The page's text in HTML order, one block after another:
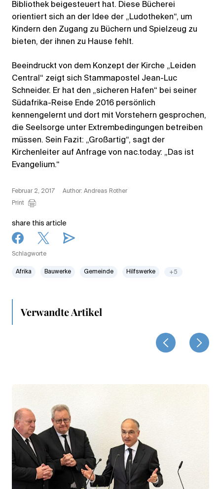
Bibliothek beigesteuert hat. Diese Bücherei
orientiert sich an der Idee der „Ludotheken“, um
Kindern den Zugang zu Büchern und Spielzeug zu
bieten, der ihnen zu Hause fehlt.
Beeindruckt von dem Konzept der Kirche „Leiden
Central“ zeigt sich Stammapostel Jean-Luc
Schneider. Er hat den „sicheren Hafen“ bei seiner
Südafrika-Reise Ende 2016 persönlich
kennengelernt und dort mit Vorstehern gesprochen,
die Seelsorge unter Extrembedingungen betreiben
müssen. Sein Fazit: „Großartig“, sagt der
Kirchenleiter auf Anfrage von nac.today: „Das ist
Evangelium.“
Februar 2, 2017
Author: Andreas Rother
Print
share this article
Schlagworte
Afrika Bauwerke Gemeinde Hilfswerke +5
Verwandte Artikel